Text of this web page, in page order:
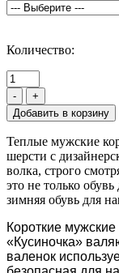
Количество:
- +
Теплые мужские
шерсти с
волка, строго
это не только
зимняя обувь для
Короткие
«Кусиночка»
валенок